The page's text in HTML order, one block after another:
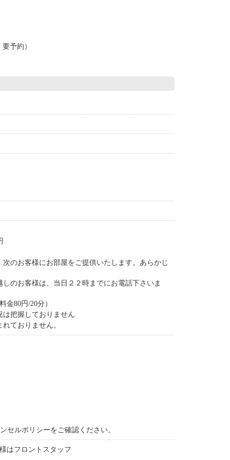
予約）
のお客様にお部屋をご提供いたします。あらかじ
のお客様は、当日２２時までにお電話下さいま
80円/20分）
把握しておりません
ておりません。
セルポリシーをご確認ください。
はフロントスタッフ